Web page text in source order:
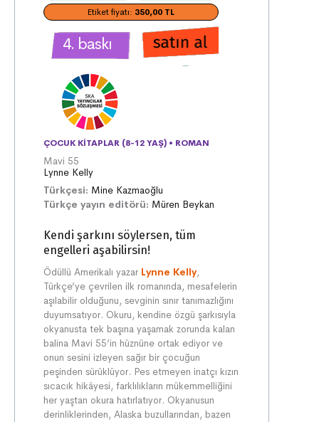
Etiket fiyatı: 350,00 TL
4. baskı
ÇOCUK KITAPLAR (8-12 YAŞ) • ROMAN
Mavi 55
Lynne Kelly
Türkçesi: Mine Kazmaoğlu
Türkçe yayın editörü: Müren Beykan
Kendi şarkını söylersen, tüm
engelleri aşabilirsin!
Ödüllü Amerikalı yazar Lynne Kelly,
Türkçe’ye çevrilen ilk romanında, mesafelerin
aşılabilir olduğunu, sevginin sınır tanımazlığını
duyumsatıyor. Okuru, kendine özgü şarkısıyla
okyanusta tek başına yaşamak zorunda kalan
balina Mavi 55’in hüznüne ortak ediyor ve
onun sesini izleyen sağır bir çocuğun
peşinden sürüklüyor. Pes etmeyen inatçı kızın
sıcacık hikâyesi, farklılıkların mükemmelliğini
her yaştan okura hatırlatıyor. Okyanusun
derinliklerinden, Alaska buzullarından, bazen